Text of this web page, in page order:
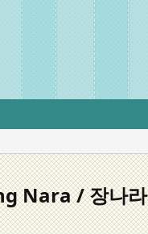
Nara / 장나라